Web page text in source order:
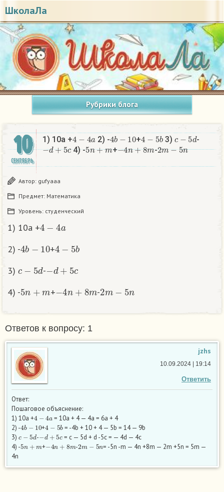
ШколаЛа
Рубрики блога
10
СЕНТЯБРЬ
1) 10a +4−4a 2) -4b− 10 + 4−5b 3) c− 5d -
d + 5 c 4) -5 +m + 4n 8 m -2 − n
Автор: gufyaaa
Предмет: Математика
Уровень: студенческий
1) 10a + 4 a
2) - 4b 10 + 4 b
3) d - +
4) -5 + n m -2 n
Ответов к вопросу: 1
jzhs
Ответить
10.09.2024 | 19:14
Ответ:
Пошаговое объяснение:
1) 10a + 4 a
= 10а + 4 — 4а = 6а + 4
2) - 4b 10 + 4 b
= -4b + 10 + 4 — 5b = 14 — 9b
3)
d - +
= c — 5d + d -5c = — 4d — 4c
4) -5 + 4n m -2 n
= -5n -m — 4n +8m — 2m +5n = 5m —
4n